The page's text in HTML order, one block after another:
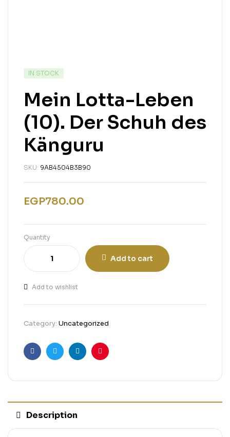
IN STOCK
Mein Lotta-Leben
(10). Der Schuh des
Känguru
SKU: 9AB4504B3B90
EGP780.00
Quantity
Add to cart
Add to wishlist
Category: Uncategorized
FacebookTwitterLinkedinPinterest
Description